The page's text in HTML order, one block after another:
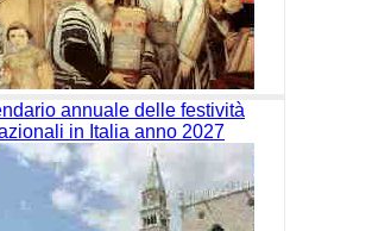
annuale delle festività
in Italia anno 2027